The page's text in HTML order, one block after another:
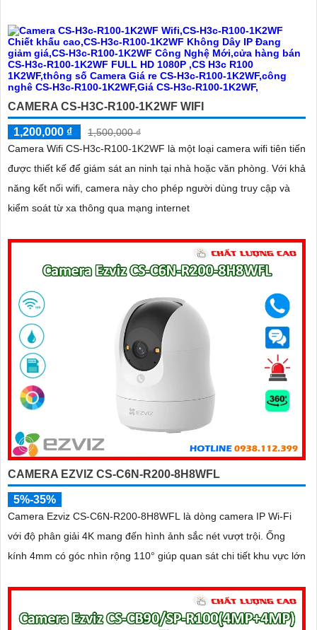
CAMERA CS-H3C-R100-1K2WF WIFI
1,200,000 ₫
1,500,000 ₫
Camera Wifi CS-H3c-R100-1K2WF là một loại camera wifi tiên tiến
được thiết kế để giám sát an ninh tại nhà hoặc văn phòng. Với khả
năng kết nối wifi, camera này cho phép người dùng truy cập và
kiểm soát từ xa thông qua mạng internet
CAMERA EZVIZ CS-C6N-R200-8H8WFL
5%-35%
Camera Ezviz CS-C6N-R200-8H8WFL là dòng camera IP Wi-Fi
với độ phân giải 4K mang đến hình ảnh sắc nét vượt trội. Ống
kính 4mm có góc nhìn rộng 110° giúp quan sát chi tiết khu vực lớn